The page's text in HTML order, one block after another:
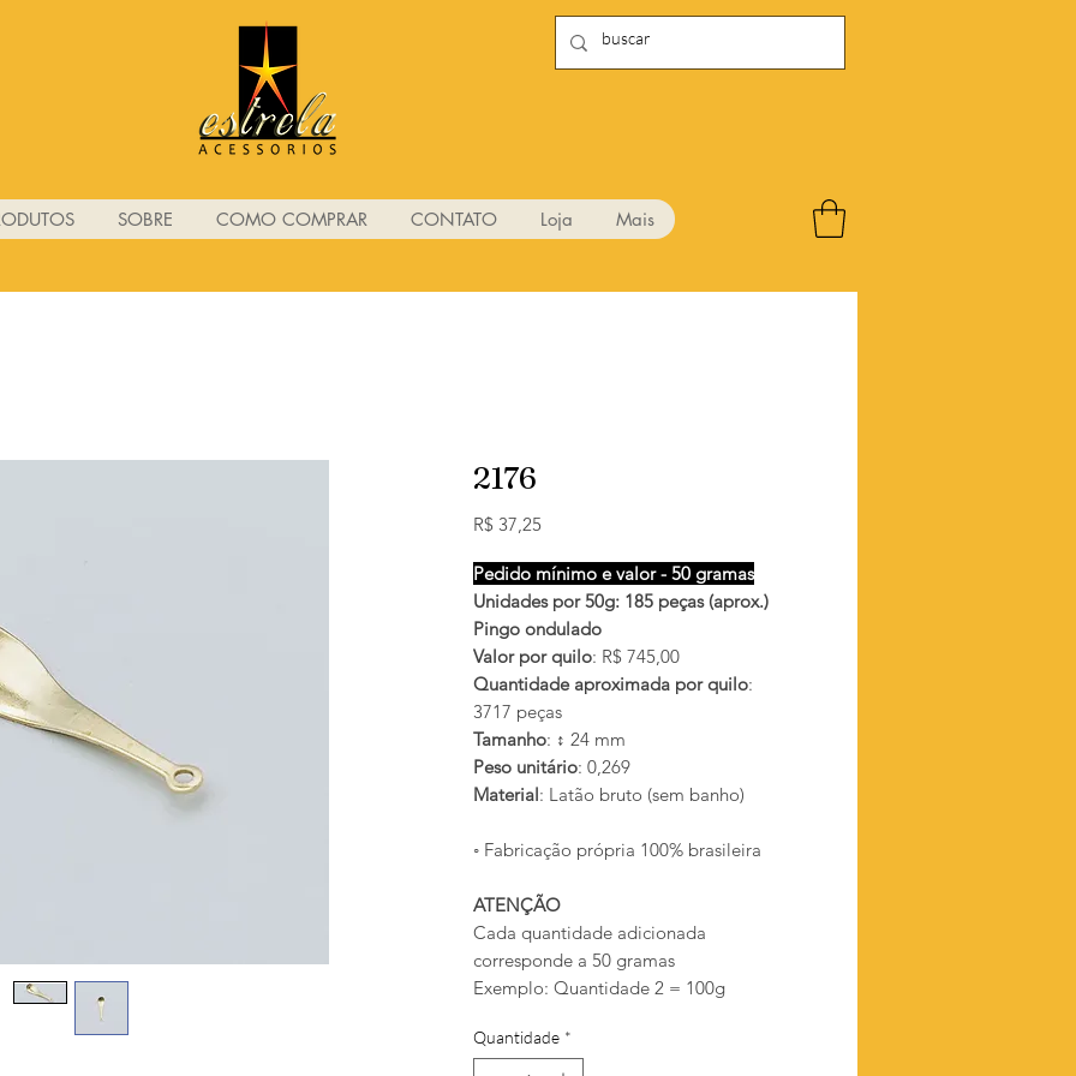
SOBRE COMO COMPRAR CONTATO Loja Mais
2176
R$ 37,25Preço
Pedido mínimo e valor - 50 gramas
Unidades por 50g: 185 peças (aprox.)
Pingo ondulado
Valor por quilo: R$ 745,00
Quantidade aproximada por quilo:
3717 peças
Tamanho: ↕ 24 mm
Peso unitário: 0,269
Material: Latão bruto (sem banho)
◦ Fabricação própria 100% brasileira
ATENÇÃO
Cada quantidade adicionada
corresponde a 50 gramas
Exemplo: Quantidade 2 = 100g
Quantidade *